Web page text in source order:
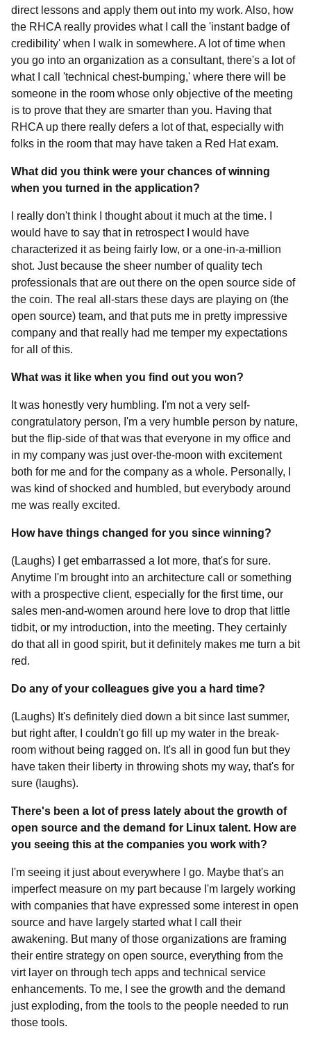
direct lessons and apply them out into my work. Also, how
the RHCA really provides what I call the 'instant badge of
credibility' when I walk in somewhere. A lot of time when
you go into an organization as a consultant, there's a lot of
what I call 'technical chest-bumping,' where there will be
someone in the room whose only objective of the meeting
is to prove that they are smarter than you. Having that
RHCA up there really defers a lot of that, especially with
folks in the room that may have taken a Red Hat exam.
What did you think were your chances of winning
when you turned in the application?
I really don't think I thought about it much at the time. I
would have to say that in retrospect I would have
characterized it as being fairly low, or a one-in-a-million
shot. Just because the sheer number of quality tech
professionals that are out there on the open source side of
the coin. The real all-stars these days are playing on (the
open source) team, and that puts me in pretty impressive
company and that really had me temper my expectations
for all of this.
What was it like when you find out you won?
It was honestly very humbling. I'm not a very self-
congratulatory person, I'm a very humble person by nature,
but the flip-side of that was that everyone in my office and
in my company was just over-the-moon with excitement
both for me and for the company as a whole. Personally, I
was kind of shocked and humbled, but everybody around
me was really excited.
How have things changed for you since winning?
(Laughs) I get embarrassed a lot more, that's for sure.
Anytime I'm brought into an architecture call or something
with a prospective client, especially for the first time, our
sales men-and-women around here love to drop that little
tidbit, or my introduction, into the meeting. They certainly
do that all in good spirit, but it definitely makes me turn a bit
red.
Do any of your colleagues give you a hard time?
(Laughs) It's definitely died down a bit since last summer,
but right after, I couldn't go fill up my water in the break-
room without being ragged on. It's all in good fun but they
have taken their liberty in throwing shots my way, that's for
sure (laughs).
There's been a lot of press lately about the growth of
open source and the demand for Linux talent. How are
you seeing this at the companies you work with?
I'm seeing it just about everywhere I go. Maybe that's an
imperfect measure on my part because I'm largely working
with companies that have expressed some interest in open
source and have largely started what I call their
awakening. But many of those organizations are framing
their entire strategy on open source, everything from the
virt layer on through tech apps and technical service
enhancements. To me, I see the growth and the demand
just exploding, from the tools to the people needed to run
those tools.